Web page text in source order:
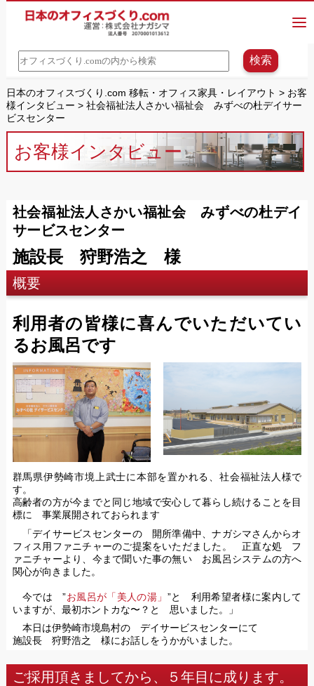
日本のオフィスづくり.com 移転・オフィス家具・レイアウト > お客
様インタビュー > 社会福祉法人さかい福祉会 みずべの杜デイサー
ビスセンター
お客様インタビュー
社会福祉法人さかい福祉会 みずべの杜デイ
サービスセンター
施設長 狩野浩之 様
概要
利用者の皆様に喜んでいただいてい
るお風呂です
群馬県伊勢崎市境上武士に本部を置かれる、社会福祉法人様で
す。
高齢者の方が今までと同じ地域で安心して暮らし続けることを目
標に 事業展開されておられます
「デイサービスセンターの 開所準備中、ナガシマさんからオ
フィス用ファニチャーのご提案をいただました。 正直な処 フ
ァニチャーより、今まで聞いた事の無い お風呂システムの方へ
関心が向きました。
今では ”お風呂が「美人の湯」 ”と 利用希望者様に案内して
いますが、最初ホントカな〜？と 思いました。」
本日は伊勢崎市境島村の デイサービスセンターにて
施設長 狩野浩之 様にお話しをうかがいました。
ご採用頂きましてから、５年目に成ります。